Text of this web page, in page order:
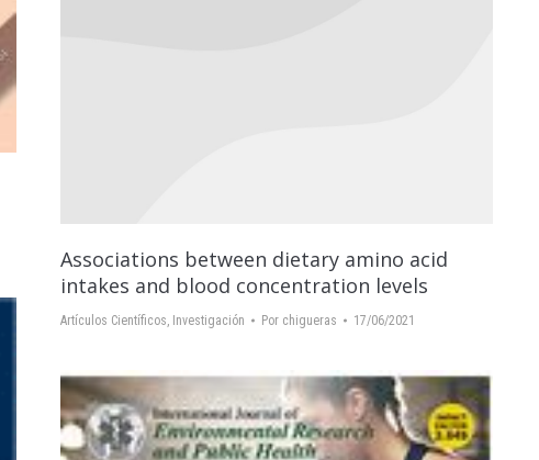
Associations between dietary amino acid
intakes and blood concentration levels
Artículos Científicos, Investigación Por chigueras 17/06/2021